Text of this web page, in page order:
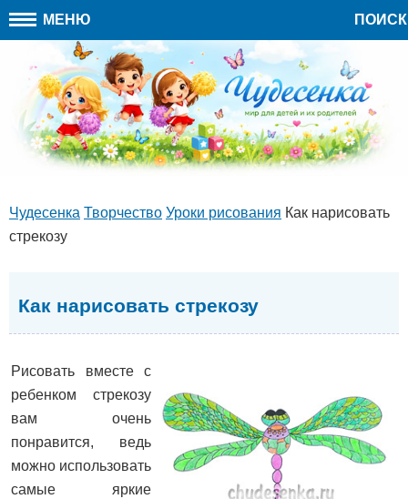
МЕНЮ ПОИСК
Чудесенка Творчество Уроки рисования Как нарисовать
стрекозу
Как нарисовать стрекозу
Рисовать вместе с
ребенком стрекозу
вам очень
понравится, ведь
можно использовать
самые яркие